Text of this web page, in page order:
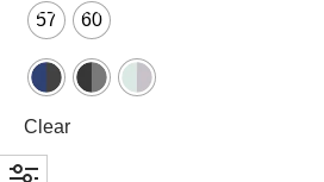
57 60
Clear